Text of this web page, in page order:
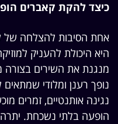
כיצד להקת קאברים
אחת הסיבות להצלחה של
היא היכולת להעניק
מנגנת את השירים בצורה
נופך רענן ומלודי שמתאים
נגינה אותנטיים, זמרים
הופעה בלתי נשכחת.